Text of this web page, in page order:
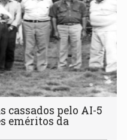
cassados pelo AI-5
eméritos da